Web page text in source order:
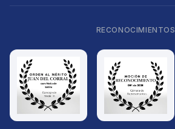
RECONOCIMIENTOS